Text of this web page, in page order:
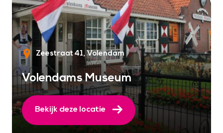
Zeestraat 41 Volendam
Volendams Museum
Bekijk deze locatie